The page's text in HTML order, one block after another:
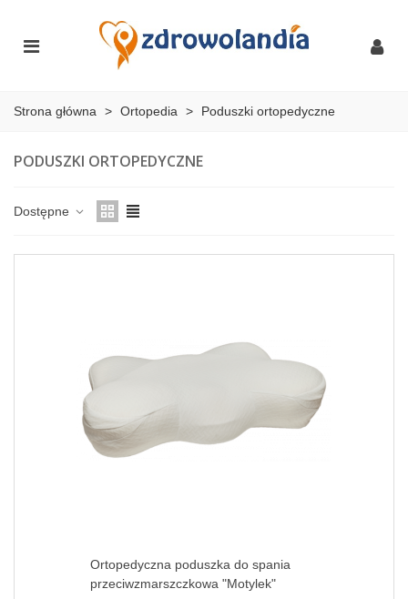
Strona główna > Ortopedia > Poduszki ortopedyczne
PODUSZKI ORTOPEDYCZNE
Dostępne
Ortopedyczna poduszka do spania
przeciwzmarszczkowa "Motylek"